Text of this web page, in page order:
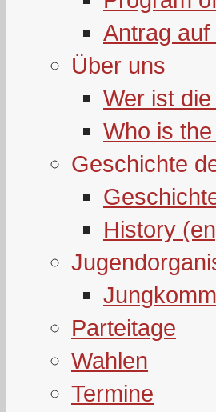
Antrag
Über uns
Wer ist
Who is
Geschichte
History
Parteitage
Wahlen
Termine